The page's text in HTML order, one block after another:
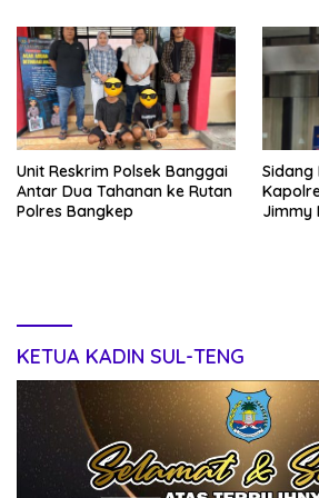
Unit Reskrim Polsek Banggai
Antar Dua Tahanan ke Rutan
Polres Bangkep
Sidang
Jimmy
KETUA KADIN SUL-TENG